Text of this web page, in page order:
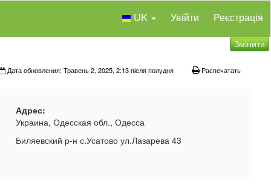
UK Увійти Реєстрація
Змінити
Дата обновления: Травень 2, 2025, 2:13 після полудня Распечатать
Адрес:
Украина, Одесская обл., Одесса
Биляевский р-н с.Усатово ул.Лазарева 43